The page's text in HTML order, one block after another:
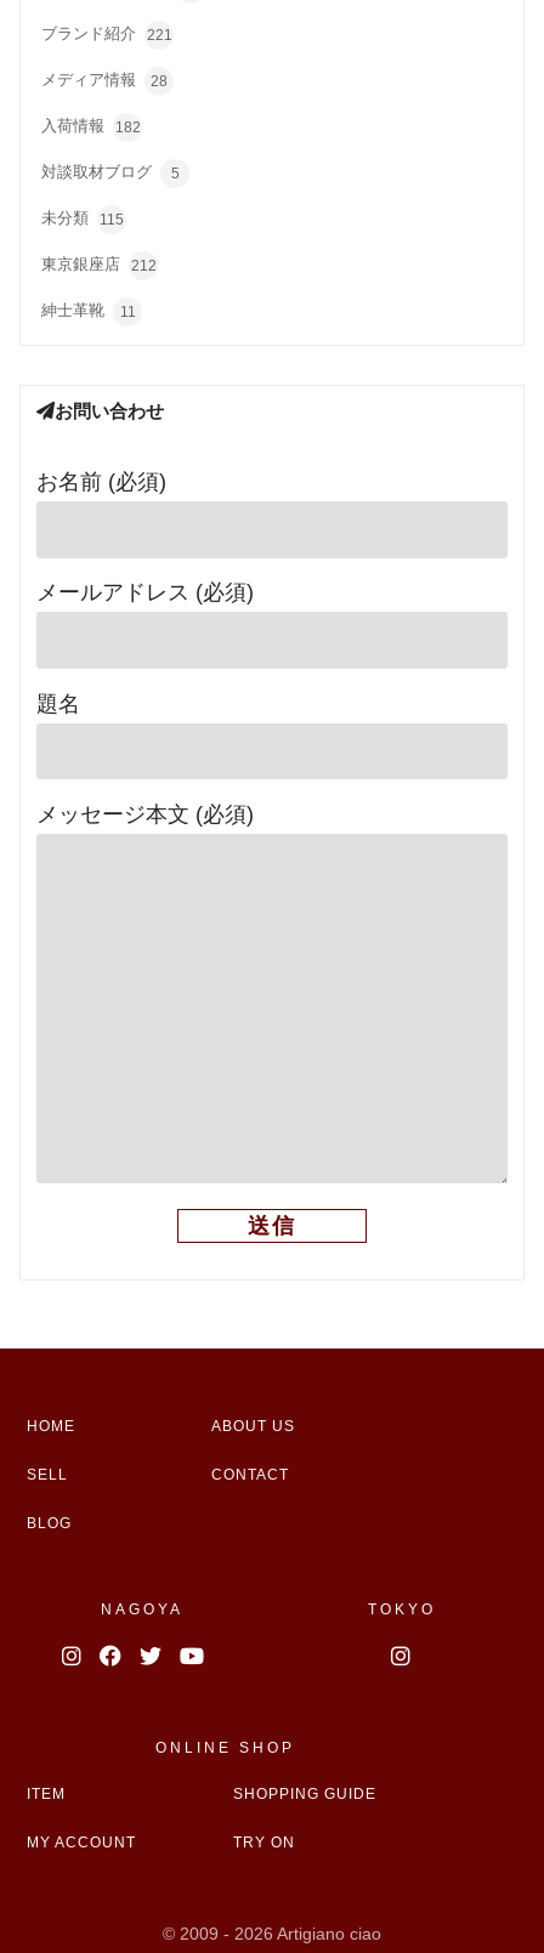
ブランド紹介 221
メディア情報 28
入荷情報 182
対談取材ブログ 5
未分類 115
東京銀座店 212
紳士革靴 11
お問い合わせ
お名前 (必須)
メールアドレス (必須)
題名
メッセージ本文 (必須)
HOME ABOUT US
SELL CONTACT
BLOG
NAGOYA TOKYO
ONLINE SHOP
ITEM SHOPPING GUIDE
MY ACCOUNT TRY ON
© 2009 - 2026 Artigiano ciao